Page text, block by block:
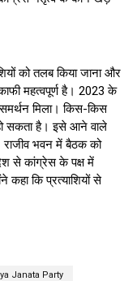
को तलब किया जाना और
महत्वपूर्ण है। 2023 के
मिला। किस-किस
सकता है। इसे आने वाले
राजीव भवन में बैठक को
से कांग्रेस के पक्ष में
कि प्रत्याशियों से
Janata Party